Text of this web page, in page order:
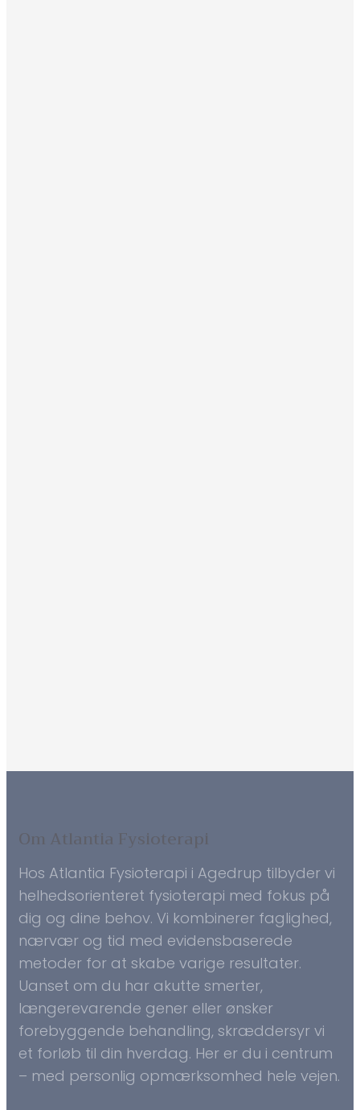
Om Atlantia Fysioterapi
Hos Atlantia Fysioterapi i Agedrup tilbyder vi
helhedsorienteret fysioterapi med fokus på
dig og dine behov. Vi kombinerer faglighed,
nærvær og tid med evidensbaserede
metoder for at skabe varige resultater.
Uanset om du har akutte smerter,
længerevarende gener eller ønsker
forebyggende behandling, skræddersyr vi
et forløb til din hverdag. Her er du i centrum
– med personlig opmærksomhed hele vejen.